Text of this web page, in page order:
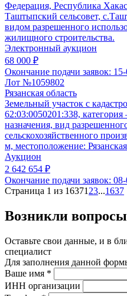
Федерация, Республика
Таштыпский сельсовет,
видом разрешенного
жилищного строительства.
Электронный аукцион
68 000 ₽
Окончание подачи заявок:
Лот №1059802
Рязанская область
Земельный участок с
62:03:0050201:338, категория
назначения, вид
сельскохозяйственного
м, местоположение:
Аукцион
2 642 654 ₽
Окончание подачи заявок:
Страница 1 из 16371 23...1637
Возникли
Оставьте свои данные, и в
специалист
Для заполнения данной
Ваше имя *
ИНН организации